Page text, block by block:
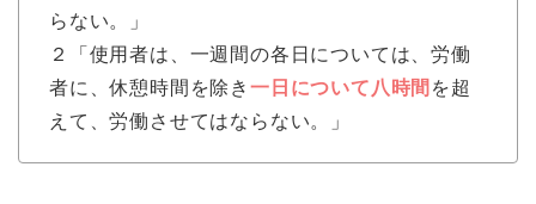
らない。」
２「使用者は、一週間の各日については、労働
者に、休憩時間を除き 一日について八時間 を超
えて、労働させてはならない。」